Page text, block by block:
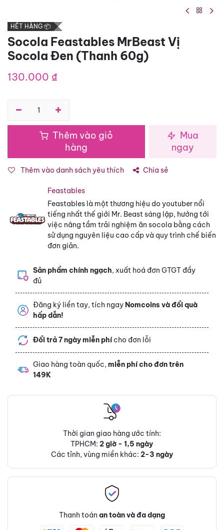
HẾT HÀNG 📦
Socola Feastables MrBeast Vị
Socola Đen (Thanh 60g)
130.000 ₫
Thêm vào giỏ
hàng
Mua
ngay
Thêm vào danh sách yêu thích Chia sẻ
Feastables
Feastables là một thương hiệu do youtuber nổi
tiếng nhất thế giới Mr. Beast sáng lập, hướng tới
việc nâng tầm trải nghiệm ăn socola bằng cách
sử dụng nguyên liệu cao cấp và quy trình chế biến
đơn giản.
Sản phẩm chính ngạch, xuất hoá đơn GTGT đầy
đủ
Đăng ký liền tay, tích ngay Nomcoins và đổi quà
hấp dẫn!
Đổi trả 7 ngày miễn phícho đơn lỗi
Giao hàng toàn quốc,miễn phí cho đơn trên
149K
Thời gian giao hàng ước tính:
TPHCM:2 giờ - 1,5 ngày
Các tỉnh, vùng miền khác: 2-3 ngày
Thanh toán an toàn và đa dạng